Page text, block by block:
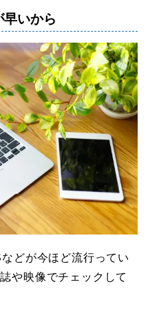
いから
どが今ほど流行ってい
や映像でチェックして